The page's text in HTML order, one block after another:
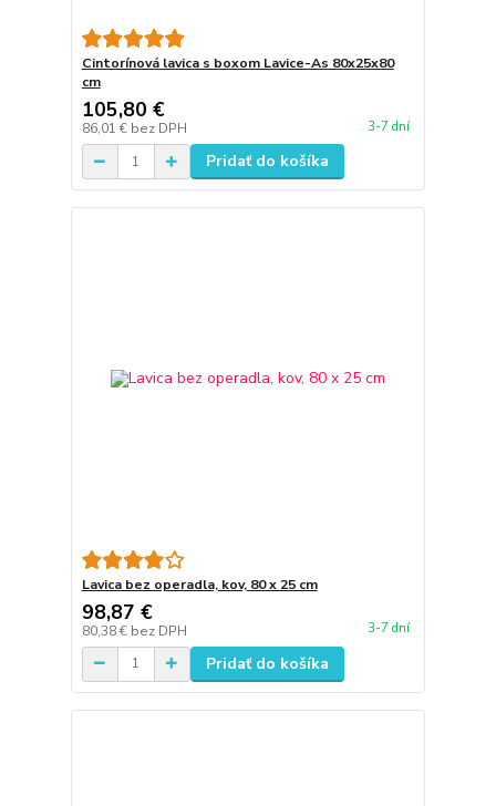
Cintorínová lavica s boxom Lavice-As 80x25x80
cm
105,80 €
86,01 € bez DPH 3-7 dní
Pridať do košíka
Lavica bez operadla, kov, 80 x 25 cm
98,87 €
80,38 € bez DPH 3-7 dní
Pridať do košíka